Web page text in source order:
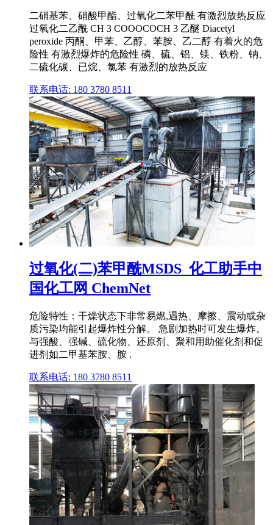
二硝基苯、硝酸甲酯、过氧化二苯甲酰 有激烈放热反应
过氧化二乙酰 CH 3 COOOCOCH 3 乙醚 Diacetyl
peroxide 丙酮、甲苯、乙醇、苯胺、乙二醇 有着火的危
险性 有激烈爆炸的危险性 磷、硫、铝、镁、铁粉、钠、
二硫化碳、已烷、氯苯 有激烈的放热反应
联系电话: 180 3780 8511
过氧化(二)苯甲酰MSDS_化工助手中
国化工网 ChemNet
危险特性：干燥状态下非常易燃,遇热、摩擦、震动或杂
质污染均能引起爆炸性分解。 急剧加热时可发生爆炸。
与强酸、强碱、硫化物、还原剂、聚和用助催化剂和促
进剂如二甲基苯胺、胺 .
联系电话: 180 3780 8511